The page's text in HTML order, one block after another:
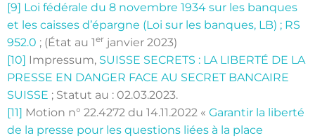
[9] Loi fédérale du 8 novembre 1934 sur les banques
et les caisses d’épargne (Loi sur les banques, LB) ; RS
952.0 ; (État au 1er janvier 2023)
[10] Impressum, SUISSE SECRETS : LA LIBERTÉ DE LA
PRESSE EN DANGER FACE AU SECRET BANCAIRE
SUISSE ; Statut au : 02.03.2023.
[11] Motion n° 22.4272 du 14.11.2022 « Garantir la liberté
de la presse pour les questions liées à la place